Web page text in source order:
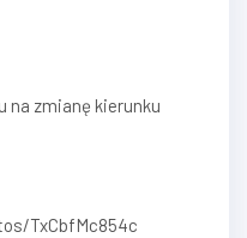
na zmianę kierunku
TxCbfMc854c